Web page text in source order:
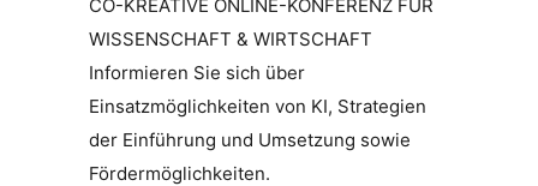
CO-KREATIVE ONLINE-KONFERENZ FÜR
WISSENSCHAFT & WIRTSCHAFT
Informieren Sie sich über
Einsatzmöglichkeiten von KI, Strategien
der Einführung und Umsetzung sowie
Fördermöglichkeiten.